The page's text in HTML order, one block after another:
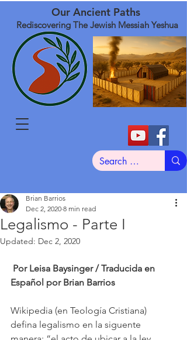
Our Ancient Paths
Rediscovering The Jewish Messiah Yeshua
Legalismo - Parte I
Brian Barrios
Dec 2, 2020 8 min read
Updated: Dec 2, 2020
Por Leisa Baysinger / Traducida en
Español por Brian Barrios
Wikipedia (en Teología Cristiana)
defina legalismo en la siguente